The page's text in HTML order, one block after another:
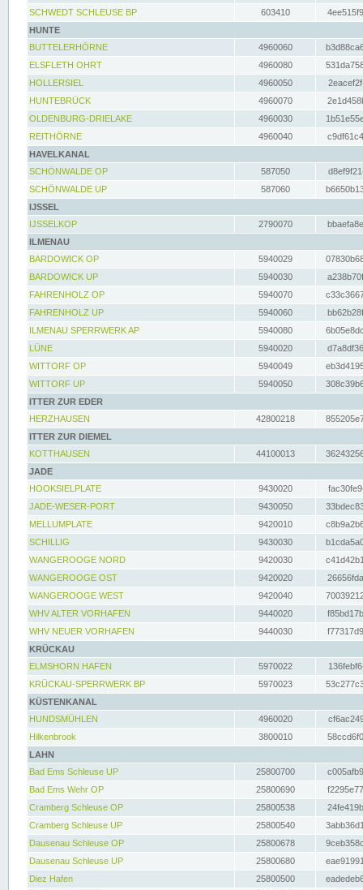
SCHWEDT SCHLEUSE BP
603410
HUNTE
BUTTELERHÖRNE
4960060
ELSFLETH OHRT
4960080
HOLLERSIEL
4960050
HUNTEBRÜCK
4960070
OLDENBURG-DRIELAKE
4960030
REITHÖRNE
4960040
HAVELKANAL
SCHÖNWALDE OP
587050
SCHÖNWALDE UP
587060
IJSSEL
IJSSELKOP
2790070
ILMENAU
BARDOWICK OP
5940029
BARDOWICK UP
5940030
FAHRENHOLZ OP
5940070
FAHRENHOLZ UP
5940060
ILMENAU SPERRWERK AP
5940080
LÜNE
5940020
WITTORF OP
5940049
WITTORF UP
5940050
ITTER ZUR EDER
HERZHAUSEN
42800218
ITTER ZUR DIEMEL
KOTTHAUSEN
44100013
JADE
HOOKSIELPLATE
9430020
JADE-WESER-PORT
9430050
MELLUMPLATE
9420010
SCHILLIG
9430030
WANGEROOGE NORD
9420030
WANGEROOGE OST
9420020
WANGEROOGE WEST
9420040
WHV ALTER VORHAFEN
9440020
WHV NEUER VORHAFEN
9440030
KRÜCKAU
ELMSHORN HAFEN
5970022
KRÜCKAU-SPERRWERK BP
5970023
KÜSTENKANAL
HUNDSMÜHLEN
4960020
Hilkenbrook
3800010
LAHN
Bad Ems Schleuse UP
25800700
Bad Ems Wehr OP
25800690
Cramberg Schleuse OP
25800538
Cramberg Schleuse UP
25800540
Dausenau Schleuse OP
25800678
Dausenau Schleuse UP
25800680
Diez Hafen
25800500